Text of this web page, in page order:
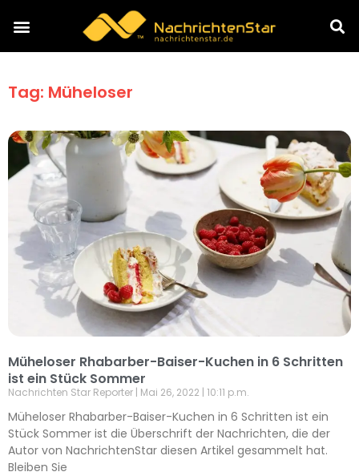
Tag: Müheloser
Müheloser Rhabarber-Baiser-Kuchen in 6 Schritten
ist ein Stück Sommer
Nachrichten Star Reporter Mai 26, 2022 10:11 p.m.
Müheloser Rhabarber-Baiser-Kuchen in 6 Schritten ist ein
Stück Sommer ist die Überschrift der Nachrichten, die der
Autor von NachrichtenStar diesen Artikel gesammelt hat.
Bleiben Sie